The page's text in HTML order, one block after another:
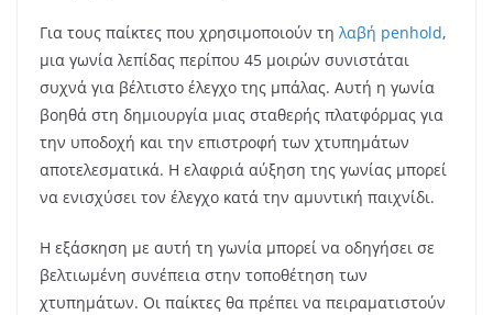
Για τους παίκτες που χρησιμοποιούν τη λαβή penhold,
μια γωνία λεπίδας περίπου 45 μοιρών συνιστάται
συχνά για βέλτιστο έλεγχο της μπάλας. Αυτή η γωνία
βοηθά στη δημιουργία μιας σταθερής πλατφόρμας για
την υποδοχή και την επιστροφή των χτυπημάτων
αποτελεσματικά. Η ελαφριά αύξηση της γωνίας μπορεί
να ενισχύσει τον έλεγχο κατά την αμυντική παιχνίδι.
Η εξάσκηση με αυτή τη γωνία μπορεί να οδηγήσει σε
βελτιωμένη συνέπεια στην τοποθέτηση των
χτυπημάτων. Οι παίκτες θα πρέπει να πειραματιστούν